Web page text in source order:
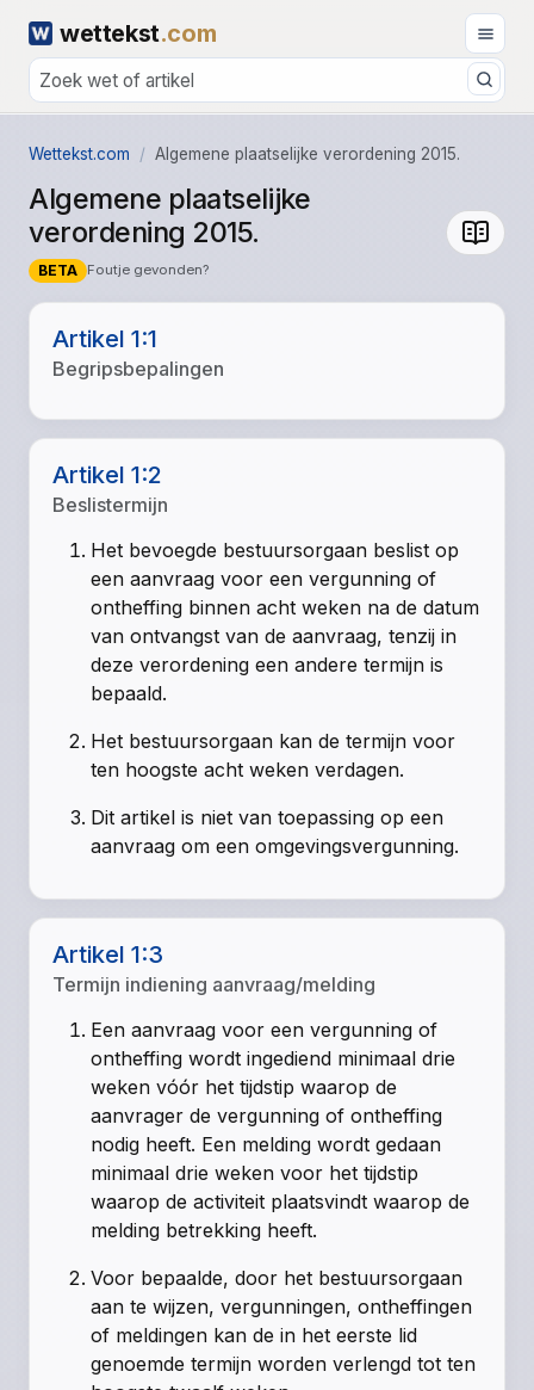
wettekst.com
Wettekst.com Algemene plaatselijke verordening 2015.
Algemene plaatselijke
verordening 2015.
BETA Foutje gevonden?
Artikel 1:1
Begripsbepalingen
Artikel 1:2
Beslistermijn
Het bevoegde bestuursorgaan beslist op
een aanvraag voor een vergunning of
ontheffing binnen acht weken na de datum
van ontvangst van de aanvraag, tenzij in
deze verordening een andere termijn is
bepaald.
Het bestuursorgaan kan de termijn voor
ten hoogste acht weken verdagen.
Dit artikel is niet van toepassing op een
aanvraag om een omgevingsvergunning.
Artikel 1:3
Termijn indiening aanvraag/melding
Een aanvraag voor een vergunning of
ontheffing wordt ingediend minimaal drie
weken vóór het tijdstip waarop de
aanvrager de vergunning of ontheffing
nodig heeft. Een melding wordt gedaan
minimaal drie weken voor het tijdstip
waarop de activiteit plaatsvindt waarop de
melding betrekking heeft.
Voor bepaalde, door het bestuursorgaan
aan te wijzen, vergunningen, ontheffingen
of meldingen kan de in het eerste lid
genoemde termijn worden verlengd tot ten